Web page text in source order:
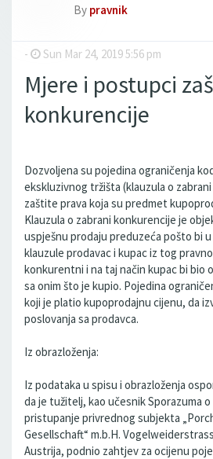
By pravnik
- Sun Mar 24, 2019 5:56 pm
Mjere i postupci
konkurencije
Dozvoljena su pojedina ograničenja
ekskluzivnog tržišta (klauzula o
zaštite prava koja su predmet
Klauzula o zabrani konkurencije je
uspješnu prodaju preduzeća pošto bi
klauzule prodavac i kupac iz tog
konkurentni i na taj način kupac bi bio
sa onim što je kupio. Pojedina
koji je platio kupoprodajnu cijenu, da
poslovanja sa prodavca.
Iz obrazloženja:
Iz podataka u spisu i obrazloženja
da je tužitelj, kao učesnik Sporazuma
pristupanje privrednog subjekta
Gesellschaft“ m.b.H.
Austrija, podnio zahtjev za ocijenu